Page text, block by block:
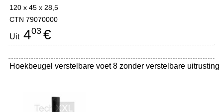
120 x 45 x 28,5
CTN 79070000
Uit403 €
Hoekbeugel verstelbare voet 8 zonder verstelbare uitrusting